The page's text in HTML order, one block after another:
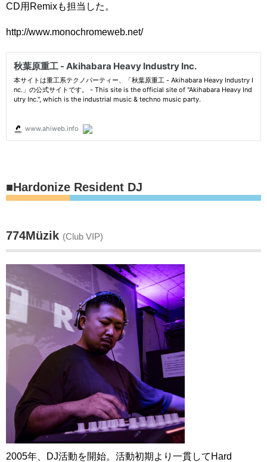
CD用Remixも担当した。
http://www.monochromeweb.net/
■Hardonize Resident DJ
774Müzik (Club VIP)
2005年、DJ活動を開始。活動初期より一貫してHard